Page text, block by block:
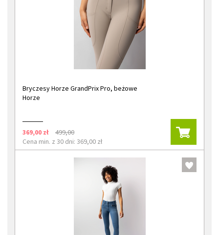
Bryczesy Horze GrandPrix Pro, beżowe
Horze
369,00 zł
499,00
Cena min. z 30 dni: 369,00 zł